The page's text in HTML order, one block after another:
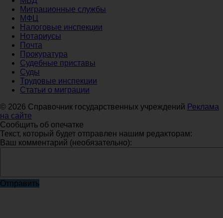
Миграционные службы
МФЦ
Налоговые инспекции
Нотариусы
Почта
Прокуратура
Судебные приставы
Суды
Трудовые инспекции
Статьи о миграции
© 2026 Справочник государственных учреждений Реклама
на сайте
Сообщить об опечатке
Текст, который будет отправлен нашим редакторам:
Ваш комментарий (необязательно):
Отправить